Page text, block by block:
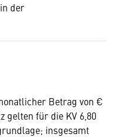
der
Betrag von €
gelten für die KV 6,80
insgesamt